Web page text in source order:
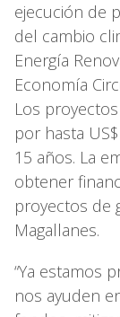
ejecución de
del cambio
Energía
Economía
Los
por hasta
15 años. La
obtener
proyectos de
Magallanes.
“Ya estamos
nos ayuden